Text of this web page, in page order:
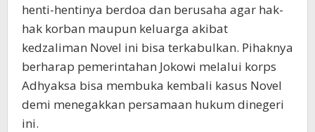
henti-hentinya berdoa dan berusaha agar hak-
hak korban maupun keluarga akibat
kedzaliman Novel ini bisa terkabulkan. Pihaknya
berharap pemerintahan Jokowi melalui korps
Adhyaksa bisa membuka kembali kasus Novel
demi menegakkan persamaan hukum dinegeri
ini.